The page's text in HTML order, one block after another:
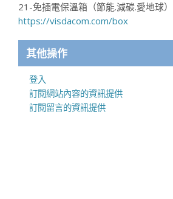
21-免插電保溫箱（節能.減碳.愛地球）
https://visdacom.com/box
其他操作
登入
訂閱網站內容的資訊提供
訂閱留言的資訊提供